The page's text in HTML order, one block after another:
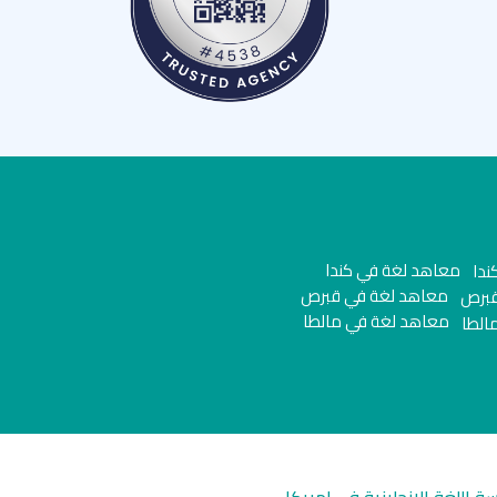
الكاملة، وخلق جو من المتعة والترفيه في نفس الوقت.
معاهد لغة في كندا
معاهد لغة في قبرص
معاهد لغة في مالطا